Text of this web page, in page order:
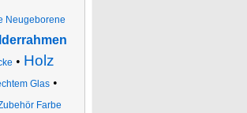
Neugeborene
• Holz
Glas•
Farbe